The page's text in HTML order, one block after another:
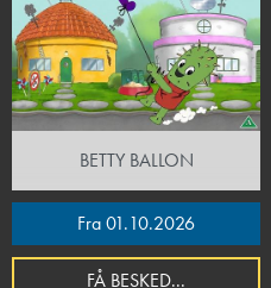
BETTY BALLON
Fra 01.10.2026
FÅ BESKED...